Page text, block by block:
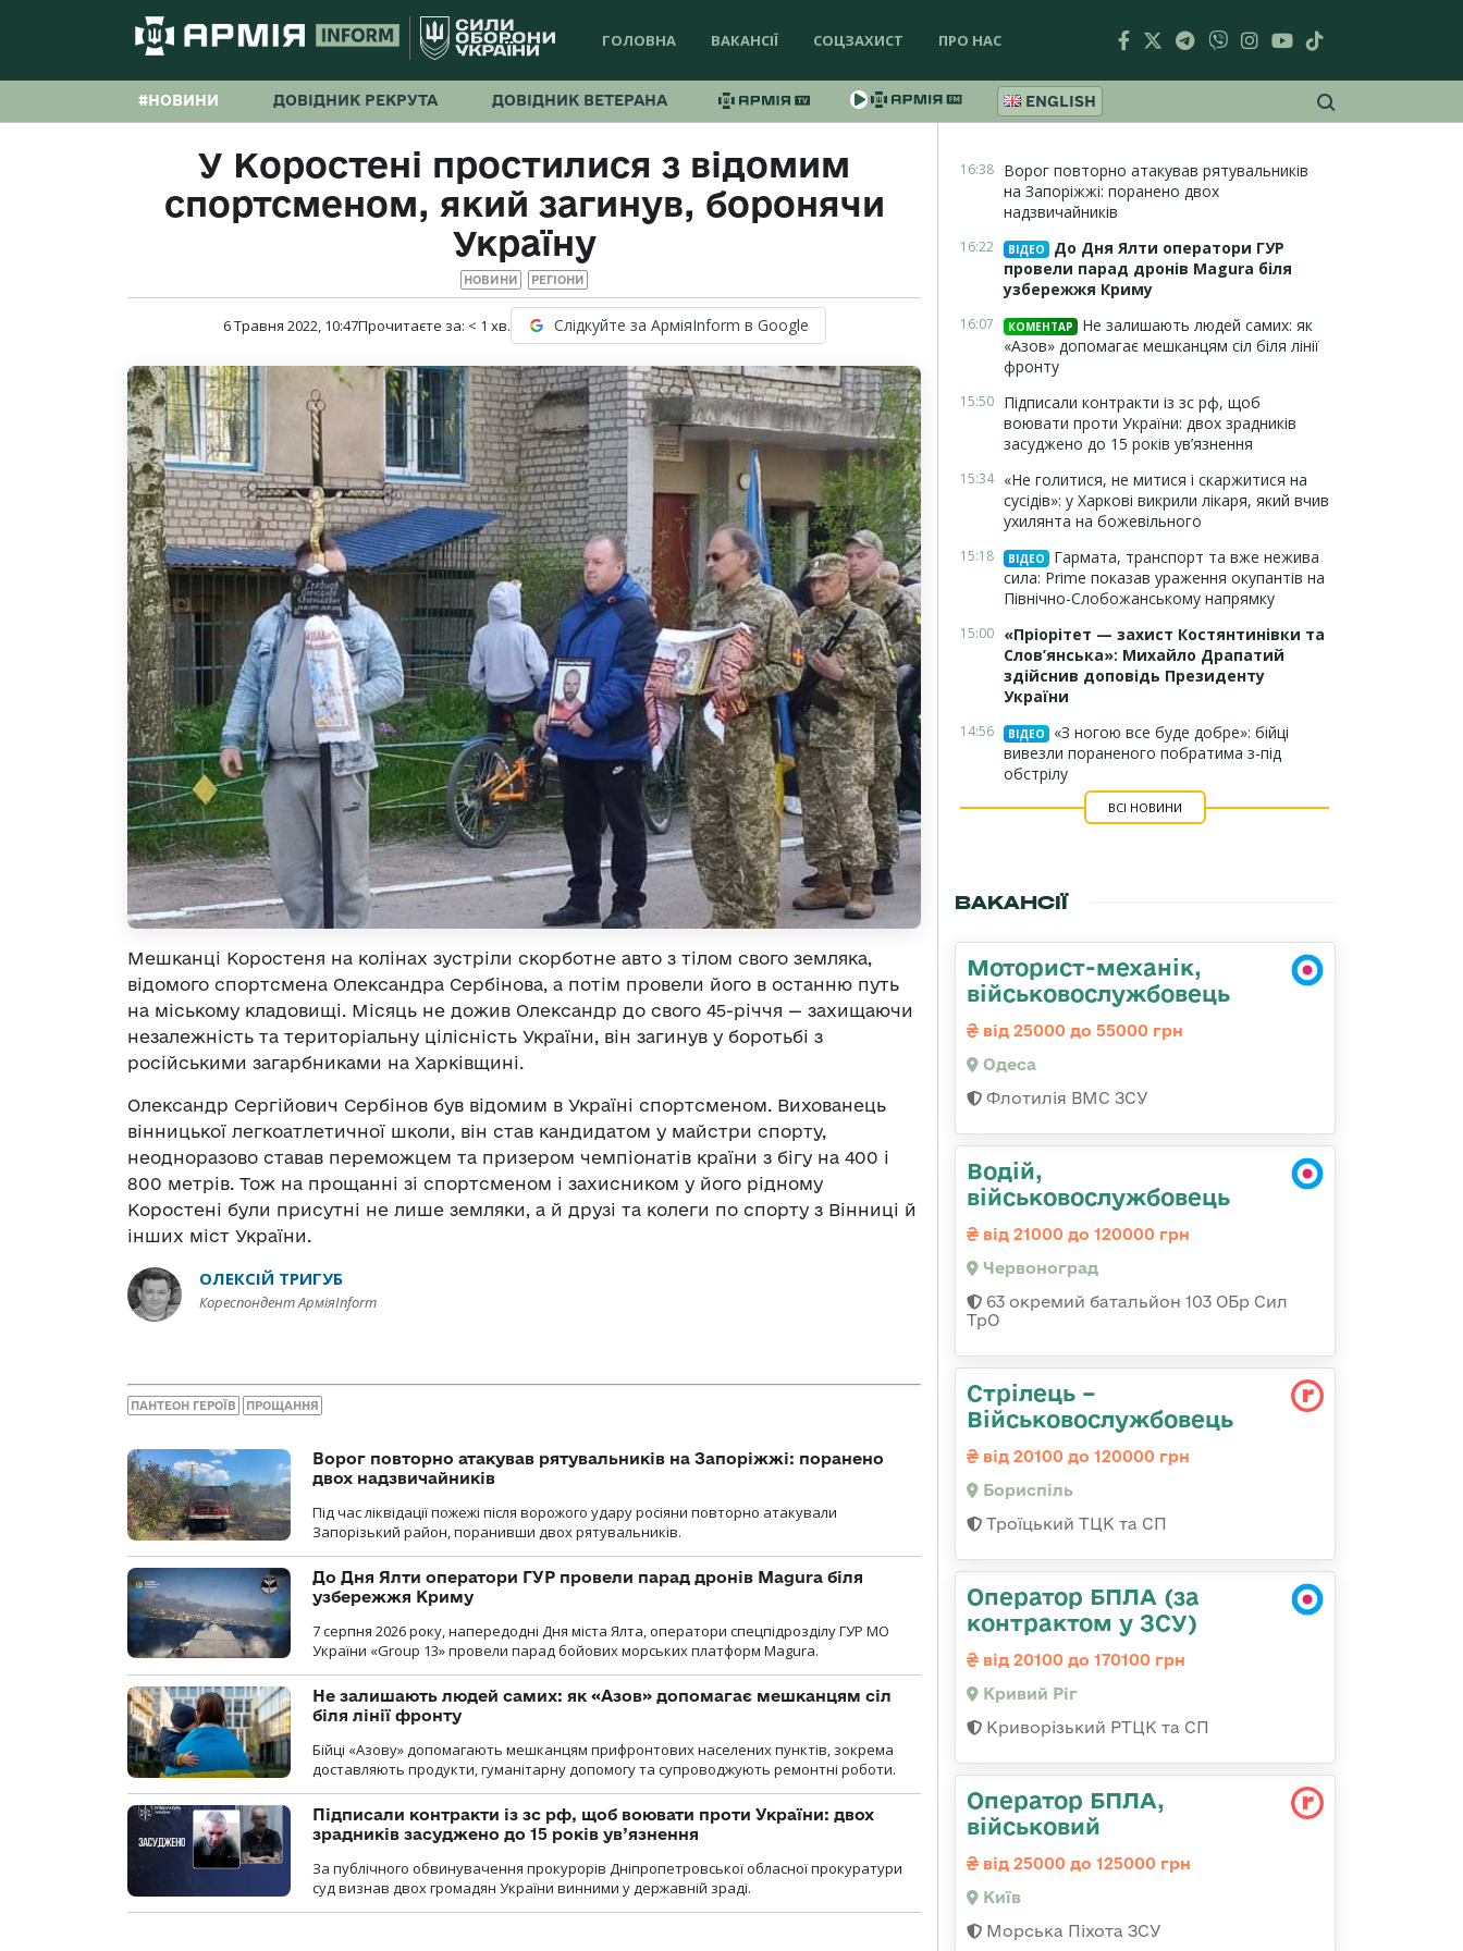
ГОЛОВНА ВАКАНСІЇ СОЦЗАХИСТ ПРО НАС
#НОВИНИ ДОВІДНИК РЕКРУТА ДОВІДНИК ВЕТЕРАНА ENGLISH
У Коростені простилися з відомим
спортсменом, який загинув, боронячи
Україну
НОВИНИ РЕГІОНИ
6 Травня 2022, 10:47Прочитаєте за: < 1 хв. Слідкуйте за АрміяInform в Google
Мешканці Коростеня на колінах зустріли скорботне авто з тілом свого земляка,
відомого спортсмена Олександра Сербінова, а потім провели його в останню путь
на міському кладовищі. Місяць не дожив Олександр до свого 45-річчя — захищаючи
незалежність та територіальну цілісність України, він загинув у боротьбі з
російськими загарбниками на Харківщині.
Олександр Сергійович Сербінов був відомим в Україні спортсменом. Вихованець
вінницької легкоатлетичної школи, він став кандидатом у майстри спорту,
неодноразово ставав переможцем та призером чемпіонатів країни з бігу на 400 і
800 метрів. Тож на прощанні зі спортсменом і захисником у його рідному
Коростені були присутні не лише земляки, а й друзі та колеги по спорту з Вінниці й
інших міст України.
ОЛЕКСІЙ ТРИГУБ
Кореспондент АрміяInform
ПАНТЕОН ГЕРОЇВ ПРОЩАННЯ
Ворог повторно атакував рятувальників на Запоріжжі: поранено
двох надзвичайників
Під час ліквідації пожежі після ворожого удару росіяни повторно атакували
Запорізький район, поранивши двох рятувальників.
До Дня Ялти оператори ГУР провели парад дронів Magura біля
узбережжя Криму
7 серпня 2026 року, напередодні Дня міста Ялта, оператори спецпідрозділу ГУР МО
України «Group 13» провели парад бойових морських платформ Magura.
Не залишають людей самих: як «Азов» допомагає мешканцям сіл
біля лінії фронту
Бійці «Азову» допомагають мешканцям прифронтових населених пунктів, зокрема
доставляють продукти, гуманітарну допомогу та супроводжують ремонтні роботи.
Підписали контракти із зс рф, щоб воювати проти України: двох
зрадників засуджено до 15 років ув’язнення
За публічного обвинувачення прокурорів Дніпропетровської обласної прокуратури
суд визнав двох громадян України винними у державній зраді.
16:38 Ворог повторно атакував рятувальників
на Запоріжжі: поранено двох
надзвичайників
16:22 ВІДЕО
До Дня Ялти оператори ГУР
провели парад дронів Magura біля
узбережжя Криму
16:07 КОМЕНТАР
Не залишають людей самих: як
«Азов» допомагає мешканцям сіл біля лінії
фронту
15:50 Підписали контракти із зс рф, щоб
воювати проти України: двох зрадників
засуджено до 15 років ув’язнення
15:34 «Не голитися, не митися і скаржитися на
сусідів»: у Харкові викрили лікаря, який вчив
ухилянта на божевільного
15:18 ВІДЕО
Гармата, транспорт та вже нежива
сила: Prime показав ураження окупантів на
Північно-Слобожанському напрямку
15:00 «Пріорітет — захист Костянтинівки та
Слов’янська»: Михайло Драпатий
здійснив доповідь Президенту
України
14:56 ВІДЕО
«З ногою все буде добре»: бійці
вивезли пораненого побратима з-під
обстрілу
ВСІ НОВИНИ
ВАКАНСІЇ
Моторист-механік,
військовослужбовець
від 25000 до 55000 грн
Одеса
Флотилія ВМС ЗСУ
Водій,
військовослужбовець
від 21000 до 120000 грн
Червоноград
63 окремий батальйон 103 ОБр Сил
ТрО
Стрілець –
Військовослужбовець
від 20100 до 120000 грн
Бориспіль
Троїцький ТЦК та СП
Оператор БПЛА (за
контрактом у ЗСУ)
від 20100 до 170100 грн
Кривий Ріг
Криворізький РТЦК та СП
Оператор БПЛА,
військовий
від 25000 до 125000 грн
Київ
Морська Піхота ЗСУ